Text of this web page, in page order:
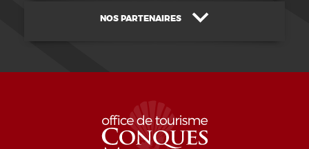
NOS PARTENAIRES